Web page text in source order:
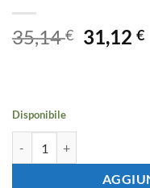
35,14€ Il
prezzo
31,12€Il
Disponibile